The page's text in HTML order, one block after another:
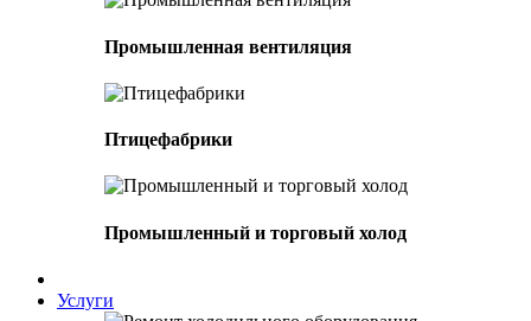
Промышленная вентиляция
Птицефабрики
Промышленный и торговый холод
Услуги